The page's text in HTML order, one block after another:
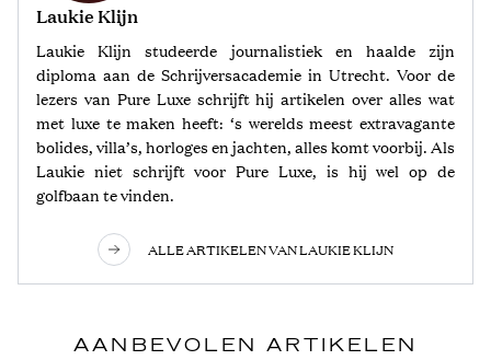
Laukie Klijn
Laukie Klijn studeerde journalistiek en haalde zijn
diploma aan de Schrijversacademie in Utrecht. Voor de
lezers van Pure Luxe schrijft hij artikelen over alles wat
met luxe te maken heeft: ‘s werelds meest extravagante
bolides, villa’s, horloges en jachten, alles komt voorbij. Als
Laukie niet schrijft voor Pure Luxe, is hij wel op de
golfbaan te vinden.
ALLE ARTIKELEN VAN LAUKIE KLIJN
AANBEVOLEN ARTIKELEN